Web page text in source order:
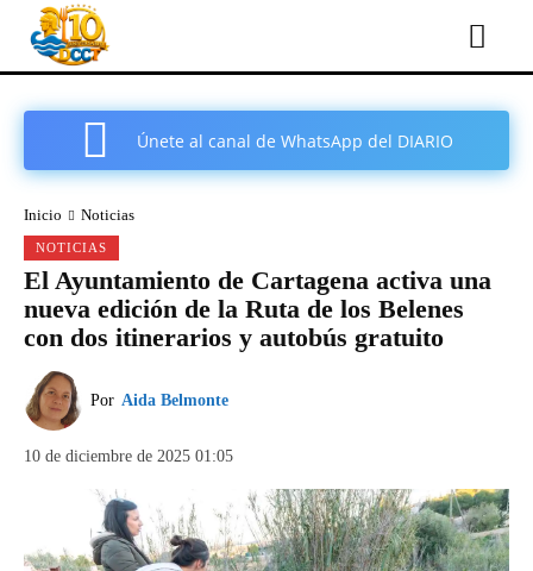
Únete al canal de WhatsApp del DIARIO
Inicio Noticias
NOTICIAS
El Ayuntamiento de Cartagena activa una
nueva edición de la Ruta de los Belenes
con dos itinerarios y autobús gratuito
Por Aida Belmonte
10 de diciembre de 2025 01:05